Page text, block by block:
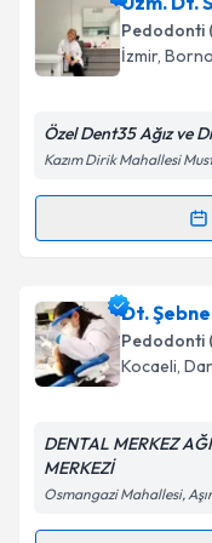
talebi oluşturun.
için bir takvim
bilgilendireceğiz.
Kişisel
kapsamda
Pedodonti
İzmir,
Özel Dent35 Ağız ve
Kazım Dirik Mahallesi
Randevu
Uzm. Dt. Serap
talebi oluşturun.
için bir takvim
bilgilendireceğiz.
E-posta
Dt.
Pedodonti
Kocaeli,
DENTAL MERKEZ
MERKEZİ
Osmangazi Mahallesi,